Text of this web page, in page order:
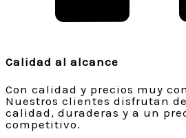
Calidad al alcance
Con calidad y precios muy
Nuestros clientes disfrutan
calidad, duraderas y a un
competitivo.